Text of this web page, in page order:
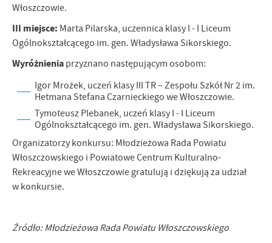
Włoszczowie.
III miejsce: Marta Pilarska, uczennica klasy I - I Liceum
Ogólnokształcącego im. gen. Władysława Sikorskiego.
Wyróżnienia przyznano następującym osobom:
Igor Mrożek, uczeń klasy III TR – Zespołu Szkół Nr 2 im.
Hetmana Stefana Czarnieckiego we Włoszczowie.
Tymoteusz Plebanek, uczeń klasy I - I Liceum
Ogólnokształcącego im. gen. Władysława Sikorskiego.
Organizatorzy konkursu: Młodzieżowa Rada Powiatu
Włoszczowskiego i Powiatowe Centrum Kulturalno-
Rekreacyjne we Włoszczowie gratulują i dziękują za udział
w konkursie.
Źródło: Młodzieżowa Rada Powiatu Włoszczowskiego